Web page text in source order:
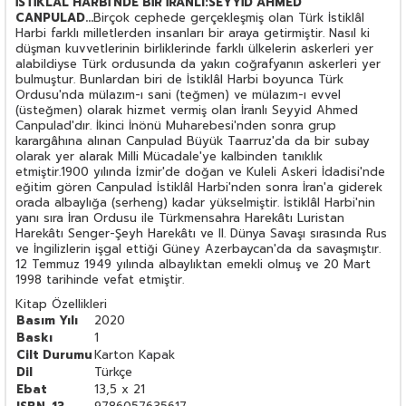
CANPULAD...Birçok cephede gerçekleşmiş olan Türk İstiklâl
Harbi farklı milletlerden insanları bir araya getirmiştir. Nasıl ki
düşman kuvvetlerinin birliklerinde farklı ülkelerin askerleri yer
alabildiyse Türk ordusunda da yakın coğrafyanın askerleri yer
bulmuştur. Bunlardan biri de İstiklâl Harbi boyunca Türk
Ordusu'nda mülazım-ı sani (teğmen) ve mülazım-ı evvel
(üsteğmen) olarak hizmet vermiş olan İranlı Seyyid Ahmed
Canpulad'dır. İkinci İnönü Muharebesi'nden sonra grup
karargâhına alınan Canpulad Büyük Taarruz'da da bir subay
olarak yer alarak Milli Mücadale'ye kalbinden tanıklık
etmiştir.1900 yılında İzmir'de doğan ve Kuleli Askeri İdadisi'nde
eğitim gören Canpulad İstiklâl Harbi'nden sonra İran'a giderek
orada albaylığa (serheng) kadar yükselmiştir. İstiklâl Harbi'nin
yanı sıra İran Ordusu ile Türkmensahra Harekâtı Luristan
Harekâtı Senger-Şeyh Harekâtı ve II. Dünya Savaşı sırasında Rus
ve İngilizlerin işgal ettiği Güney Azerbaycan'da da savaşmıştır.
12 Temmuz 1949 yılında albaylıktan emekli olmuş ve 20 Mart
1998 tarihinde vefat etmiştir.
Kitap Özellikleri
Basım Yılı
2020
Baskı
1
Cilt DurumuKarton Kapak
Dil
Türkçe
Ebat
13,5 x 21